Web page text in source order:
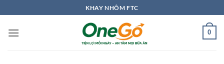
qua
nội
KHAY NHÔM FTC
0